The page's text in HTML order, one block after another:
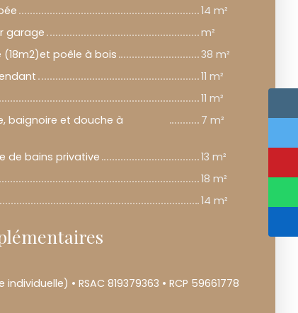
14 m²
garage
m²
poêle à bois
38 m²
11 m²
11 m²
baignoire et douche à
7 m²
de bains privative
13 m²
18 m²
14 m²
• RSAC 819379363 • RCP 59661778